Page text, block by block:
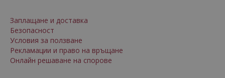
Заплащане и доставка
Безопасност
Условия за ползване
Рекламации и право на връщане
Онлайн решаване на спорове